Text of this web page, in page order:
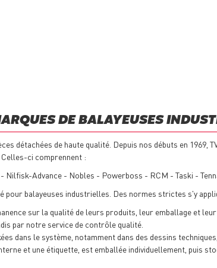
DE BALAYEUSES
détachées de haute qualité. Depuis nos débuts en 1969,
. Celles-ci comprennent :
Advance - Nobles - Powerboss - RCM - Taski -
pour balayeuses industrielles. Des normes strictes s'y
sur la qualité de leurs produits, leur emballage et
par notre service de contrôle qualité.
dans le système, notamment dans des dessins
et une étiquette, est emballée individuellement, puis